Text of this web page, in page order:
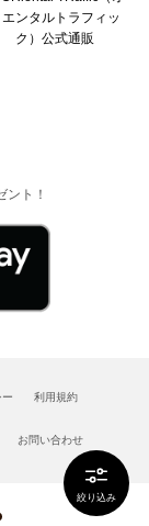
絞り込み
ント！
利用規約
お問い合わせ